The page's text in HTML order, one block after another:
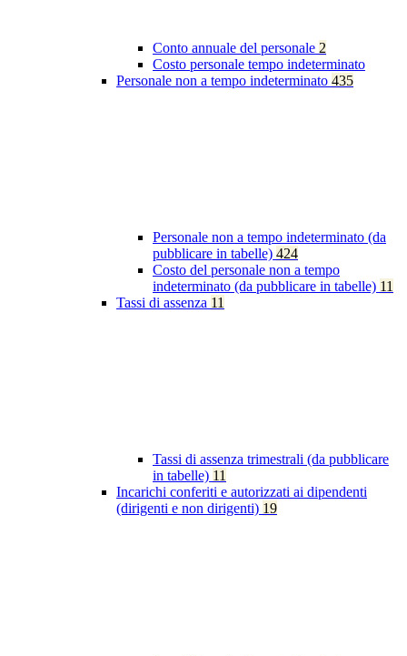
Conto annuale del personale 2
Costo personale tempo indeterminato
Personale non a tempo indeterminato 435
Personale non a tempo indeterminato (da
pubblicare in tabelle) 424
Costo del personale non a tempo
indeterminato (da pubblicare in tabelle) 11
Tassi di assenza 11
Tassi di assenza trimestrali (da pubblicare
in tabelle) 11
Incarichi conferiti e autorizzati ai dipendenti
(dirigenti e non dirigenti) 19